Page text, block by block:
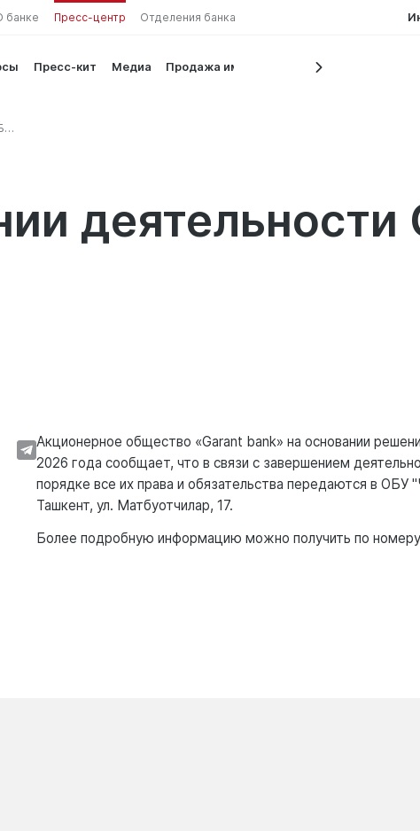
банке Пресс-центр Отделения банка
Пресс-кит Медиа Продажа имущества
деятельности
Акционерное общество «Garant bank» на основании
2026 года сообщает, что в связи с завершением
порядке все их права и обязательства передаются в ОБУ
Ташкент, ул. Матбуотчилар, 17.
Более подробную информацию можно получить по